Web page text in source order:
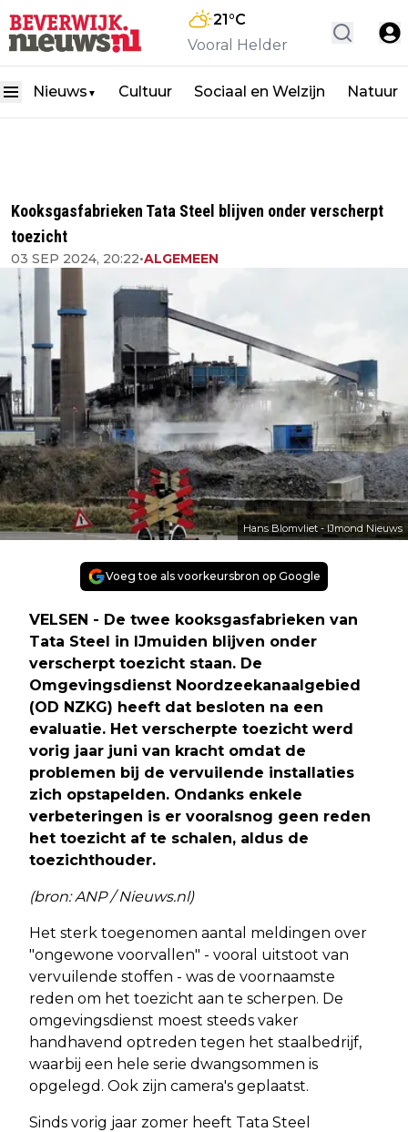
21°C
Vooral Helder
Nieuws ▼ Cultuur Sociaal en Welzijn Natuur
Kooksgasfabrieken Tata Steel blijven onder verscherpt
toezicht
03 SEP 2024, 20:22•ALGEMEEN
Hans Blomvliet - IJmond Nieuws
Voeg toe als voorkeursbron op Google
VELSEN - De twee kooksgasfabrieken van
Tata Steel in IJmuiden blijven onder
verscherpt toezicht staan. De
Omgevingsdienst Noordzeekanaalgebied
(OD NZKG) heeft dat besloten na een
evaluatie. Het verscherpte toezicht werd
vorig jaar juni van kracht omdat de
problemen bij de vervuilende installaties
zich opstapelden. Ondanks enkele
verbeteringen is er vooralsnog geen reden
het toezicht af te schalen, aldus de
toezichthouder.
(bron: ANP / Nieuws.nl)
Het sterk toegenomen aantal meldingen over
"ongewone voorvallen" - vooral uitstoot van
vervuilende stoffen - was de voornaamste
reden om het toezicht aan te scherpen. De
omgevingsdienst moest steeds vaker
handhavend optreden tegen het staalbedrijf,
waarbij een hele serie dwangsommen is
opgelegd. Ook zijn camera's geplaatst.
Sinds vorig jaar zomer heeft Tata Steel